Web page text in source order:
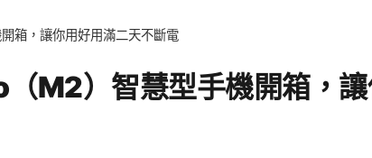
箱，讓你用好用滿二天不斷電
M2）智慧型手機開箱，